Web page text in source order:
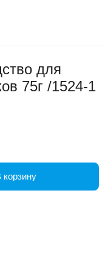
для
75г /1524-1
корзину